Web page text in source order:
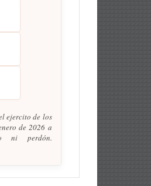
ejercito de los
de 2026 a
ni perdón.